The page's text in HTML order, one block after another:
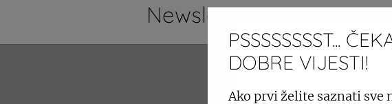
Newsletter Želim primati
PSSSSSSSST...
DOBRE VIJESTI!
Ako prvi želite saznati sve